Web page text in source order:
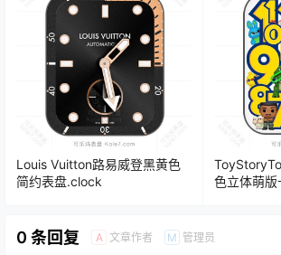
Louis Vuitton路易威登黑黄色
简约表盘.clock
色立体萌
0 条回复 A 文章作者 M 管理员